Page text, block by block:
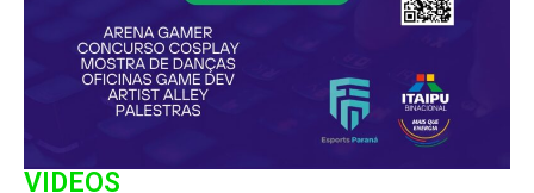
VIDEOS